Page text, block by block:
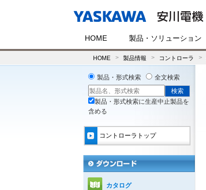
HOME 製品・ソリューション
HOME 製品情報 コントローラ
製品・形式検索 全文検索
製品・形式検索に生産中止製品を
含める
コントローラトップ
カタログ